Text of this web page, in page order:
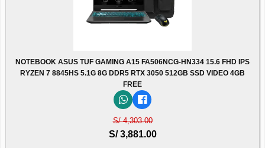
NOTEBOOK ASUS TUF GAMING A15 FA506NCG-HN334 15.6 FHD IPS
RYZEN 7 8845HS 5.1G 8G DDR5 RTX 3050 512GB SSD VIDEO 4GB
FREE
S/ 4,303.00
S/ 3,881.00